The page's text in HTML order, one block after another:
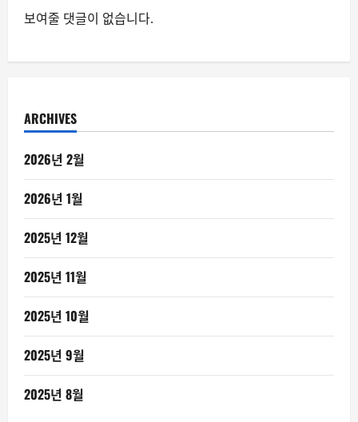
보여줄 댓글이 없습니다.
ARCHIVES
2026년 2월
2026년 1월
2025년 12월
2025년 11월
2025년 10월
2025년 9월
2025년 8월